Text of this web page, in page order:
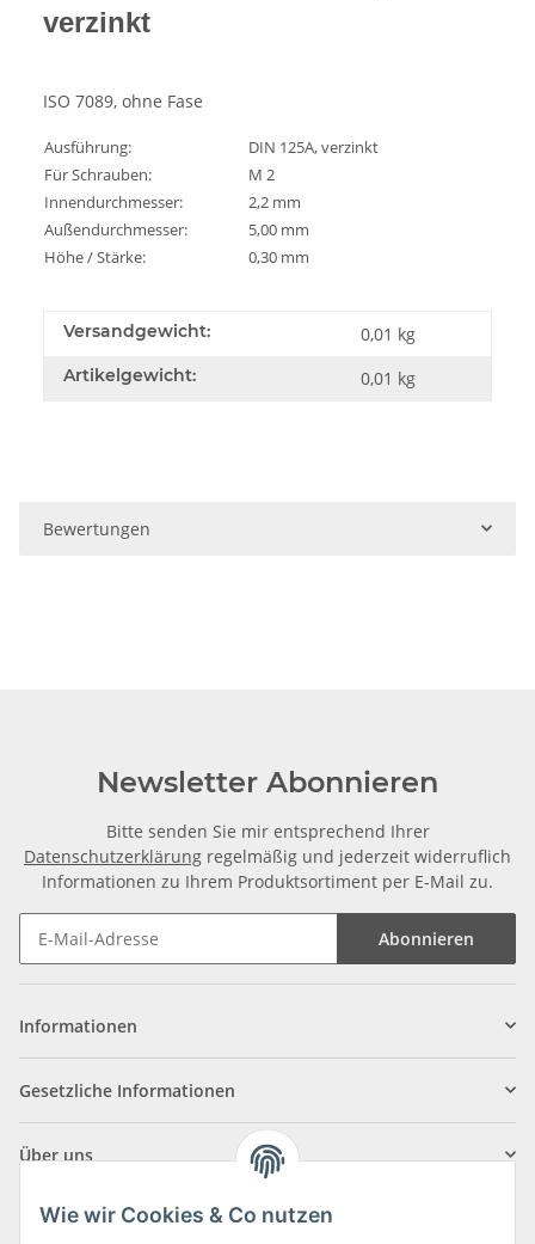
verzinkt
ISO 7089, ohne Fase
Ausführung:
DIN 125A, verzinkt
Für Schrauben:
M 2
Innendurchmesser:
2,2 mm
Außendurchmesser:
5,00 mm
Höhe / Stärke:
0,30 mm
Versandgewicht: 0,01 kg
Artikelgewicht: 0,01 kg
Bewertungen
Newsletter Abonnieren
Bitte senden Sie mir entsprechend Ihrer
Datenschutzerklärung regelmäßig und jederzeit widerruflich
Informationen zu Ihrem Produktsortiment per E-Mail zu.
Abonnieren
Informationen
Gesetzliche Informationen
Über uns
Wie wir Cookies & Co nutzen